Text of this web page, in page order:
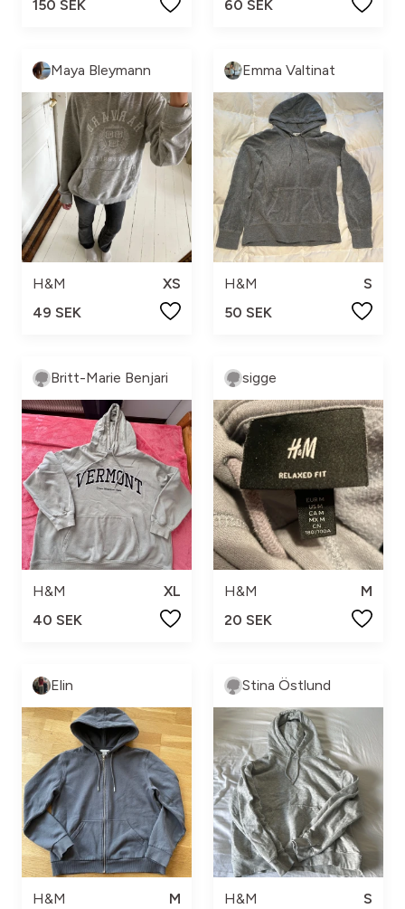
150 SEK 60 SEK
Maya Bleymann
H&M
XS
49 SEK
Emma Valtinat
H&M
S
50 SEK
Britt-Marie Benjari
H&M
XL
40 SEK
sigge
H&M
M
20 SEK
Elin
H&M
M
Stina Östlund
H&M
S